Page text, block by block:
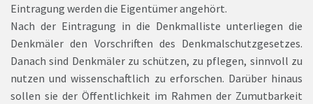
Eintragung werden die Eigentümer angehört.
Nach der Eintragung in die Denkmalliste unterliegen die
Denkmäler den Vorschriften des Denkmalschutzgesetzes.
Danach sind Denkmäler zu schützen, zu pflegen, sinnvoll zu
nutzen und wissenschaftlich zu erforschen. Darüber hinaus
sollen sie der Öffentlichkeit im Rahmen der Zumutbarkeit